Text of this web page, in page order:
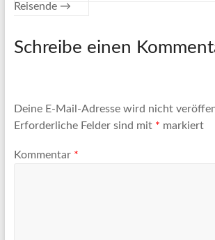
Reisende →
Schreibe einen
Deine E-Mail-Adresse wird nicht
Erforderliche Felder sind mit * markiert
Kommentar *